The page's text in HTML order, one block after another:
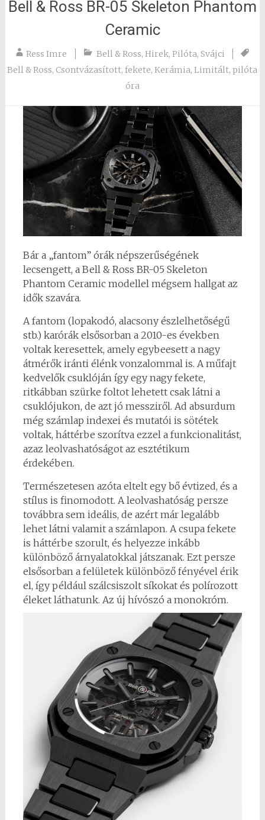
Bell & Ross BR-05 Skeleton Phantom
Ceramic
Ress Imre Bell & Ross, Hirek, Pilóta, Svájci
Bell & Ross, Csontvázasított,fekete,Kerámia,Limitált, pilóta
óra
Bár a „fantom” órák népszerűségének
lecsengett, a Bell & Ross BR-05 Skeleton
Phantom Ceramic modellel mégsem hallgat az
idők szavára.
A fantom (lopakodó, alacsony észlelhetőségű
stb.) karórák elsősorban a 2010-es években
voltak keresettek, amely egybeesett a nagy
átmérők iránti élénk vonzalommal is. A műfajt
kedvelők csuklóján így egy nagy fekete,
ritkábban szürke foltot lehetett csak látni a
csuklójukon, de azt jó messziről. Ad absurdum
még számlap indexei és mutatói is sötétek
voltak, háttérbe szorítva ezzel a funkcionalitást,
azaz leolvashatóságot az esztétikum
érdekében.
Természetesen azóta eltelt egy bő évtized, és a
stílus is finomodott. A leolvashatóság persze
továbbra sem ideális, de azért már legalább
lehet látni valamit a számlapon. A csupa fekete
is háttérbe szorult, és helyezze inkább
különböző árnyalatokkal játszanak. Ezt persze
elsősorban a felületek különböző fényével érik
el, így például szálcsiszolt síkokat és polírozott
éleket láthatunk. Az új hívószó a monokróm.